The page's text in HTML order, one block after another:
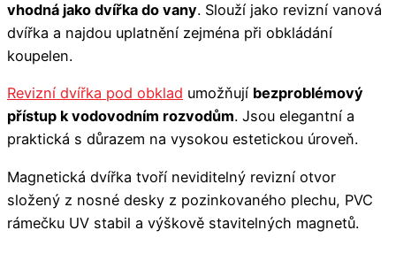
vhodná jako dvířka do vany. Slouží jako revizní vanová
dvířka a najdou uplatnění zejména při obkládání
koupelen.
Revizní dvířka pod obklad umožňují bezproblémový
přístup k vodovodním rozvodům. Jsou elegantní a
praktická s důrazem na vysokou estetickou úroveň.
Magnetická dvířka tvoří neviditelný revizní otvor
složený z nosné desky z pozinkovaného plechu, PVC
rámečku UV stabil a výškově stavitelných magnetů.